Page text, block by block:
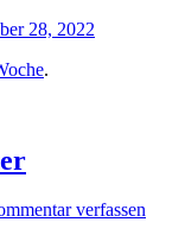
28, 2022
.
verfassen